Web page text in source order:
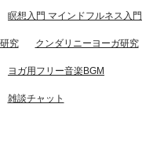
瞑想入門 マインドフルネス入門
究 クンダリニーヨーガ研究
ヨガ用フリー音楽BGM
雑談チャット